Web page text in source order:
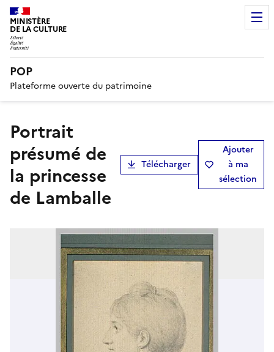
MINISTÈRE
DE LA CULTURE
POP
Plateforme ouverte du patrimoine
Portrait
présumé de
la princesse
de Lamballe
Télécharger
Ajouter
à ma
sélection